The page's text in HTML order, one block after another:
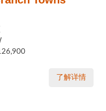
了解详情